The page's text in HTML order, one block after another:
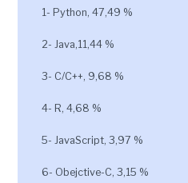
1- Python, 47,49 %
2- Java,11,44 %
3- C/C++, 9,68 %
4- R, 4,68 %
5- JavaScript, 3,97 %
6- Obejctive-C, 3,15 %